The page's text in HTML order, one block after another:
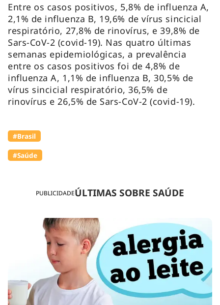
PUBLICIDADEÚLTIMAS SOBRE SAÚDE
Entre os casos positivos, 5,8% de influenza A,
2,1% de influenza B, 19,6% de vírus sincicial
respiratório, 27,8% de rinovírus, e 39,8% de
Sars-CoV-2 (covid-19). Nas quatro últimas
semanas epidemiológicas, a prevalência
entre os casos positivos foi de 4,8% de
influenza A, 1,1% de influenza B, 30,5% de
vírus sincicial respiratório, 36,5% de
rinovírus e 26,5% de Sars-CoV-2 (covid-19).
#Brasil
#Saúde